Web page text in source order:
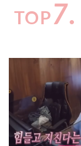
TOP 7.